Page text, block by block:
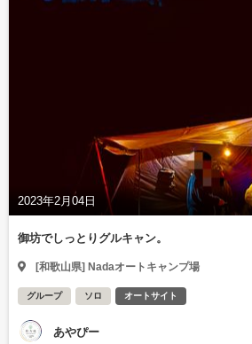
2023年2月04日
御坊でしっとりグルキャン。
[和歌山県] Nadaオートキャンプ場
グループ ソロ オートサイト
あやぴー